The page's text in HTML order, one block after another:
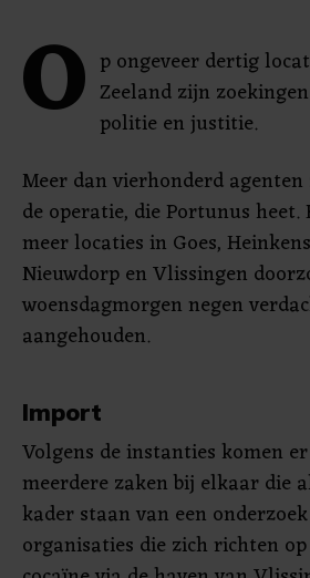
O p ongeveer dertig
Zeeland zijn
politie en justitie.
Meer dan vierhonderd
de operatie, die Portunus
meer locaties in Goes,
Nieuwdorp en Vlissingen
woensdagmorgen negen
aangehouden.
Import
Volgens de instanties komen
meerdere zaken bij elkaar die
kader staan van een
organisaties die zich richten